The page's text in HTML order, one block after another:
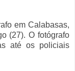
em Calabasas,
(27). O fotógrafo
até os policiais